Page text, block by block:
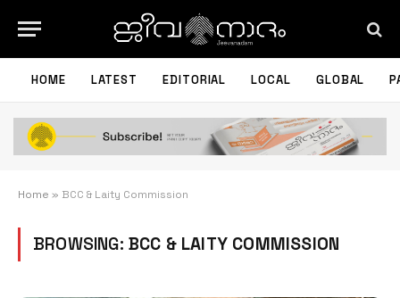
HOME LATEST EDITORIAL LOCAL GLOBAL
Home » BCC & Laity Commission
BROWSING: BCC & LAITY COMMISSION